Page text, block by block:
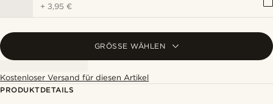
+ 3,95 €
GRÖSSE WÄHLEN
Kostenloser Versand für diesen Artikel
PRODUKTDETAILS